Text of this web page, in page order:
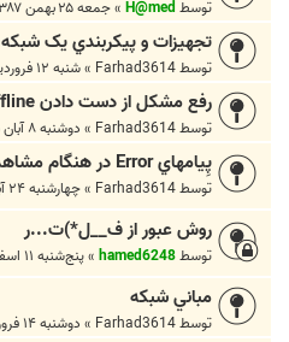
توسطH@med
»جمعه ۲۵ بهمن ۱۳۸۷, ۹:۴۹ ق.ظ
تجهيزات و پيکربندي يک شبکه Wireless
توسطFarhad3614
»شنبه ۱۲ فروردین ۱۳۸۵, ۷:۲۷ ب.ظ
رفع مشکل از دست دادن Offline ها در ياهو مسنجر و ذخيره آنها ...!
توسطFarhad3614
» دوشنبه ۸ آبان ۱۳۸۵, ۱۱:۳۹ ق.ظ
پِيامهاي Error در هنگام مشاهده صفحات اينترنت
توسطFarhad3614
»چهارشنبه ۲۴ آبان ۱۳۸۵, ۱۲:۰۲ ب.ظ
روش عبور از ف__ل*)ت...ر
توسطhamed6248
»پنج‌شنبه ۱۱ اسفند ۱۳۸۴, ۷:۰۸ ب.ظ
مباني شبکه
توسطFarhad3614
» دوشنبه ۱۴ فروردین ۱۳۸۵, ۵:۱۷ ق.ظ